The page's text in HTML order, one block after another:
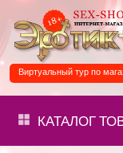
Виртуальный тур по
КАТАЛОГ